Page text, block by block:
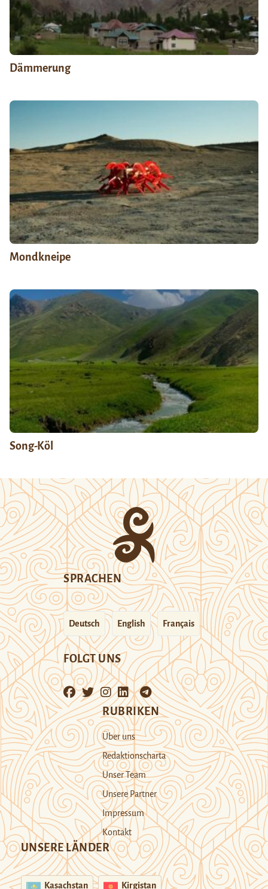
Dämmerung
Mondkneipe
Song-Köl
SPRACHEN
Deutsch English Français
FOLGT UNS
RUBRIKEN
Über uns
Redaktionscharta
Unser Team
Unsere Partner
Impressum
Kontakt
UNSERE LÄNDER
Kasachstan Kirgistan